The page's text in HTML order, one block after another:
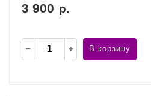
3 900 р.
В корзину